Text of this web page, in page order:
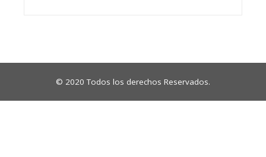
© 2020 Todos los derechos Reservados.